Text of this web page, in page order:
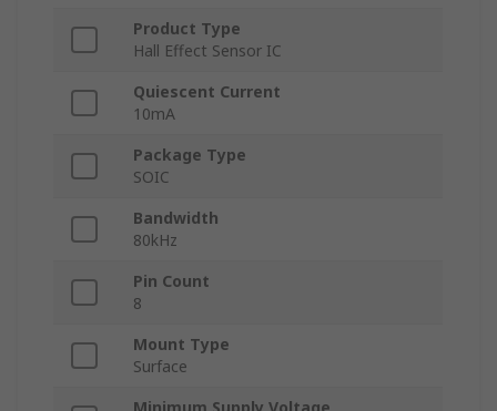
Product Type
Hall Effect Sensor IC
Quiescent Current
10mA
Package Type
SOIC
Bandwidth
80kHz
Pin Count
8
Mount Type
Surface